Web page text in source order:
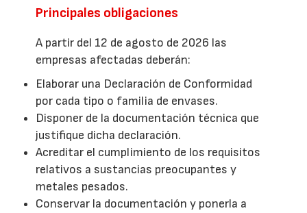
Principales obligaciones
A partir del 12 de agosto de 2026 las
empresas afectadas deberán:
Elaborar una Declaración de Conformidad
por cada tipo o familia de envases.
Disponer de la documentación técnica que
justifique dicha declaración.
Acreditar el cumplimiento de los requisitos
relativos a sustancias preocupantes y
metales pesados.
Conservar la documentación y ponerla a